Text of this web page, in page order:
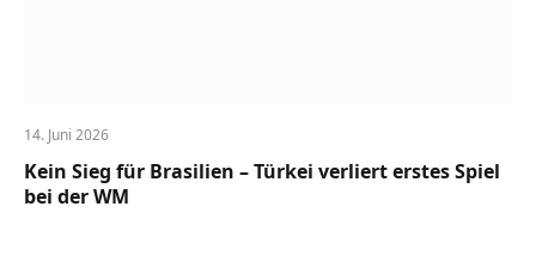
14. Juni 2026
Kein Sieg für Brasilien – Türkei verliert erstes Spiel
bei der WM